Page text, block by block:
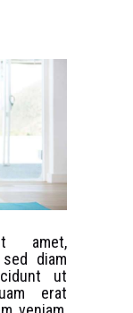
amet,
diam
ut
erat